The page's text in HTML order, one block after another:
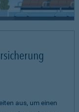
aus, um einen